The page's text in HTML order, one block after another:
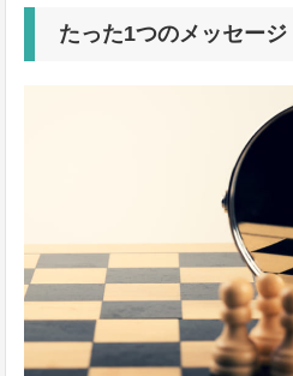
たった1つのメッセージ